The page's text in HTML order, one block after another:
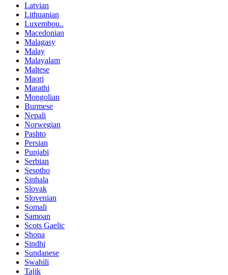
Latvian
Lithuanian
Luxembou..
Macedonian
Malagasy
Malay
Malayalam
Maltese
Maori
Marathi
Mongolian
Burmese
Nepali
Norwegian
Pashto
Persian
Punjabi
Serbian
Sesotho
Sinhala
Slovak
Slovenian
Somali
Samoan
Scots Gaelic
Shona
Sindhi
Sundanese
Swahili
Tajik